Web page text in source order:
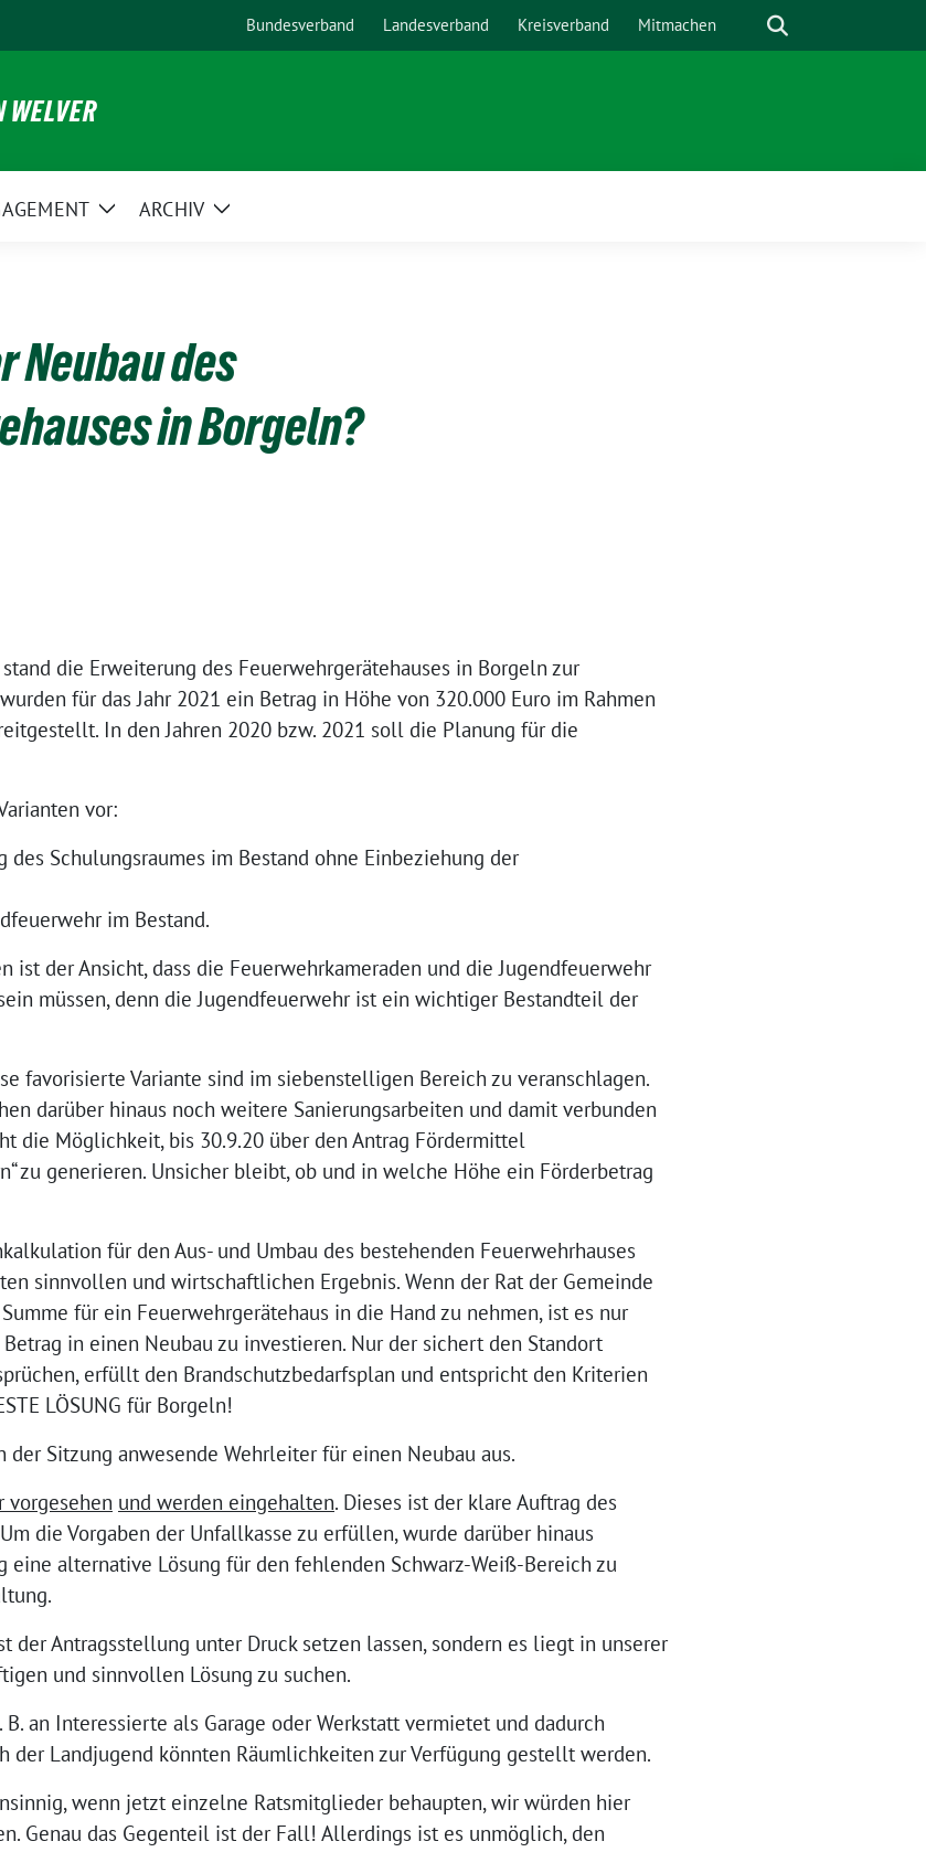
Bundesverband Landesverband Kreisverband Mitmachen Suche
ZeigeARCHIV
Zeige
Neubau des
in Borgeln?
die Erweiterung des Feuerwehrgerätehauses in Borgeln zur
für das Jahr 2021 ein Betrag in Höhe von 320.000 Euro im Rahmen
In den Jahren 2020 bzw. 2021 soll die Planung für die
vor:
des Schulungsraumes im Bestand ohne Einbeziehung der
im Bestand.
ist der Ansicht, dass die Feuerwehrkameraden und die Jugendfeuerwehr
müssen, denn die Jugendfeuerwehr ist ein wichtiger Bestandteil der
favorisierte Variante sind im siebenstelligen Bereich zu veranschlagen.
darüber hinaus noch weitere Sanierungsarbeiten und damit verbunden
die Möglichkeit, bis 30.9.20 über den Antrag Fördermittel
zu generieren. Unsicher bleibt, ob und in welche Höhe ein Förderbetrag
für den Aus- und Umbau des bestehenden Feuerwehrhauses
sinnvollen und wirtschaftlichen Ergebnis. Wenn der Rat der Gemeinde
für ein Feuerwehrgerätehaus in die Hand zu nehmen, ist es nur
in einen Neubau zu investieren. Nur der sichert den Standort
erfüllt den Brandschutzbedarfsplan und entspricht den Kriterien
LÖSUNG für Borgeln!
der Sitzung anwesende Wehrleiter für einen Neubau aus.
vorgesehen und werden eingehalten. Dieses ist der klare Auftrag des
die Vorgaben der Unfallkasse zu erfüllen, wurde darüber hinaus
eine alternative Lösung für den fehlenden Schwarz-Weiß-Bereich zu
der Antragsstellung unter Druck setzen lassen, sondern es liegt in unserer
und sinnvollen Lösung zu suchen.
an Interessierte als Garage oder Werkstatt vermietet und dadurch
der Landjugend könnten Räumlichkeiten zur Verfügung gestellt werden.
wenn jetzt einzelne Ratsmitglieder behaupten, wir würden hier
Genau das Gegenteil ist der Fall! Allerdings ist es unmöglich, den